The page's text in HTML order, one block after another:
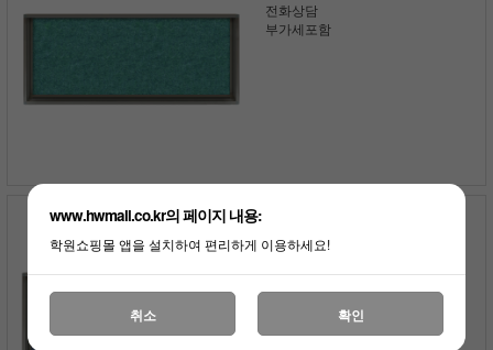
전화상담
부가세포함
(블루&145mm평틀새시)
부가세포함
www.hwmall.co.kr의 페이지 내용:
학원쇼핑몰 앱을 설치하여 편리하게 이용하세요!
취소 확인